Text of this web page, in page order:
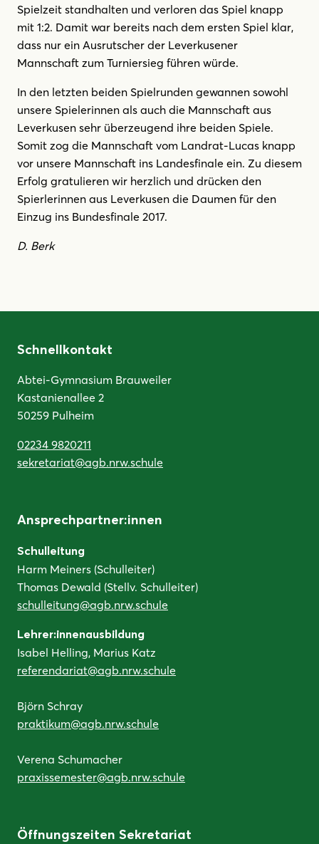
Spielzeit standhalten und verloren das Spiel knapp
mit 1:2. Damit war bereits nach dem ersten Spiel klar,
dass nur ein Ausrutscher der Leverkusener
Mannschaft zum Turniersieg führen würde.
In den letzten beiden Spielrunden gewannen sowohl
unsere Spielerinnen als auch die Mannschaft aus
Leverkusen sehr überzeugend ihre beiden Spiele.
Somit zog die Mannschaft vom Landrat-Lucas knapp
vor unsere Mannschaft ins Landesfinale ein. Zu diesem
Erfolg gratulieren wir herzlich und drücken den
Spierlerinnen aus Leverkusen die Daumen für den
Einzug ins Bundesfinale 2017.
D. Berk
Schnellkontakt
Abtei-Gymnasium Brauweiler
Kastanienallee 2
50259 Pulheim
02234 9820211
sekretariat@agb.nrw.schule
Ansprechpartner:innen
Schulleitung
Harm Meiners (Schulleiter)
Thomas Dewald (Stellv. Schulleiter)
schulleitung@agb.nrw.schule
Lehrer:innenausbildung
Isabel Helling, Marius Katz
referendariat@agb.nrw.schule
Björn Schray
praktikum@agb.nrw.schule
Verena Schumacher
praxissemester@agb.nrw.schule
Öffnungszeiten Sekretariat